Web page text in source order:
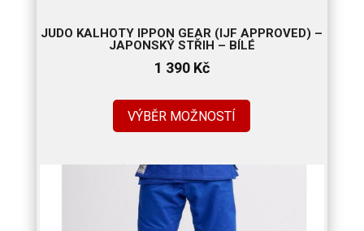
JUDO KALHOTY IPPON GEAR (IJF APPROVED) –
JAPONSKÝ STŘIH – BÍLÉ
1 390 Kč
VÝBĚR MOŽNOSTÍ